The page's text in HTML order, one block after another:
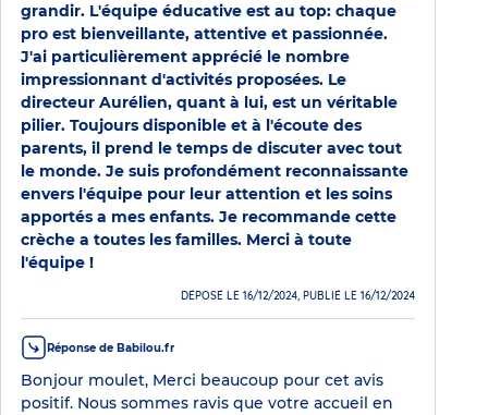
grandir. L'équipe éducative est au top: chaque
pro est bienveillante, attentive et passionnée.
J'ai particulièrement apprécié le nombre
impressionnant d'activités proposées. Le
directeur Aurélien, quant à lui, est un véritable
pilier. Toujours disponible et à l'écoute des
parents, il prend le temps de discuter avec tout
le monde. Je suis profondément reconnaissante
envers l'équipe pour leur attention et les soins
apportés a mes enfants. Je recommande cette
crèche a toutes les familles. Merci à toute
l'équipe !
DÉPOSÉ LE 16/12/2024, PUBLIÉ LE 16/12/2024
Réponse de Babilou.fr
Bonjour moulet, Merci beaucoup pour cet avis
positif. Nous sommes ravis que votre accueil en